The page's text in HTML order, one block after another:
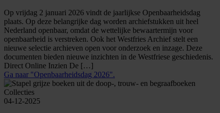
Op vrijdag 2 januari 2026 vindt de jaarlijkse Openbaarheidsdag
plaats. Op deze belangrijke dag worden archiefstukken uit heel
Nederland openbaar, omdat de wettelijke bewaartermijn voor
openbaarheid is verstreken. Ook het Westfries Archief stelt een
nieuwe selectie archieven open voor onderzoek en inzage. Deze
documenten bieden nieuwe inzichten in de Westfriese geschiedenis.
Direct Online Inzien De […]
Ga naar "Openbaarheidsdag 2026".
Collecties
04-12-2025